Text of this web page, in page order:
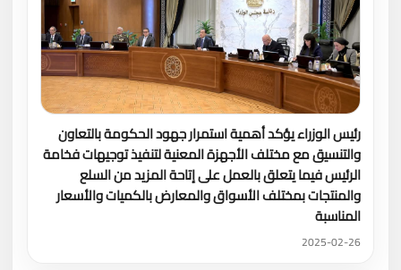
رئيس الوزراء يؤكد أهمية استمرار جهود الحكومة بالتعاون
والتنسيق مع مختلف الأجهزة المعنية لتنفيذ توجيهات فخامة
الرئيس فيما يتعلق بالعمل على إتاحة المزيد من السلع
والمنتجات بمختلف الأسواق والمعارض بالكميات والأسعار
المناسبة
2025-02-26